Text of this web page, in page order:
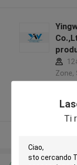
Ti
Zone,